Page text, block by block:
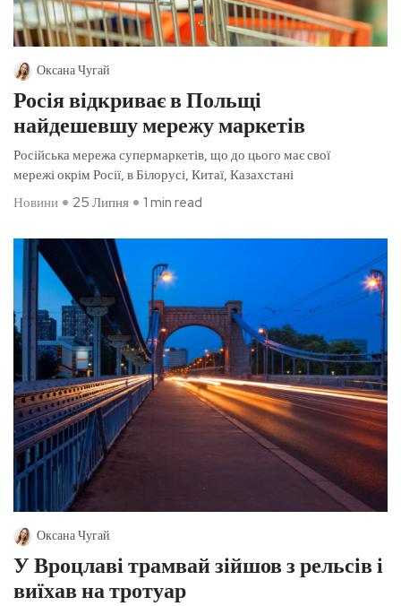
Оксана Чугай
Росія відкриває в Польщі
найдешевшу мережу маркетів
Російська мережа супермаркетів, що до цього має свої
мережі окрім Росії, в Білорусі, Китаї, Казахстані
Новини
25 Липня 1 min read
Оксана Чугай
У Вроцлаві трамвай зійшов з рельсів і
виїхав на тротуар